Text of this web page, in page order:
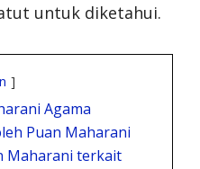
untuk diketahui.
Agama
Puan Maharani
Maharani terkait